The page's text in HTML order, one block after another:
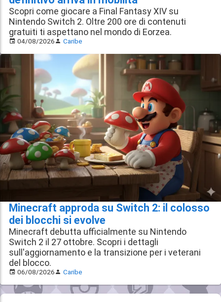
Scopri come giocare a Final Fantasy XIV su
Nintendo Switch 2. Oltre 200 ore di contenuti
gratuiti ti aspettano nel mondo di Eorzea.
04/08/2026 Caribe
Minecraft approda su Switch 2: il colosso
dei blocchi si evolve
Minecraft debutta ufficialmente su Nintendo
Switch 2 il 27 ottobre. Scopri i dettagli
sull'aggiornamento e la transizione per i veterani
del blocco.
06/08/2026 Caribe